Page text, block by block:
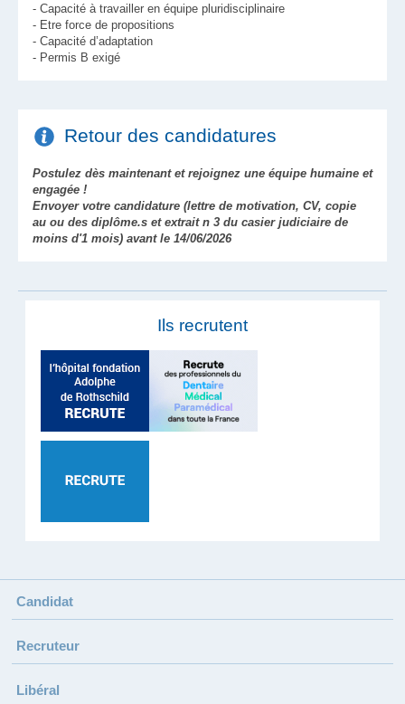
- Capacité à travailler en équipe pluridisciplinaire
- Etre force de propositions
- Capacité d’adaptation
- Permis B exigé
Retour des candidatures
Postulez dès maintenant et rejoignez une équipe humaine et
engagée !
Envoyer votre candidature (lettre de motivation, CV, copie
au ou des diplôme.s et extrait n 3 du casier judiciaire de
moins d'1 mois) avant le 14/06/2026
Ils recrutent
Candidat
Recruteur
Libéral